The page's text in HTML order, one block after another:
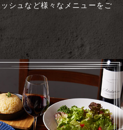
シュなど様々なメニューをご